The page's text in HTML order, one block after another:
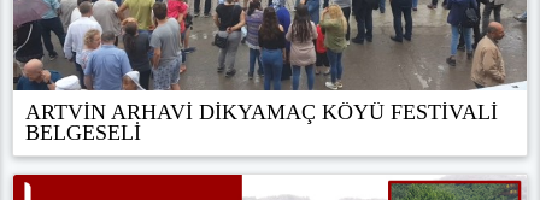
ARTVİN ARHAVİ DİKYAMAÇ KÖYÜ FESTİVALİ
BELGESELİ